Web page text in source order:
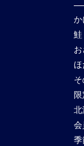
か
鮭
ほ
北
会
季